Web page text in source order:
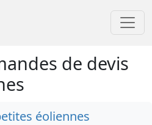
de devis
éoliennes